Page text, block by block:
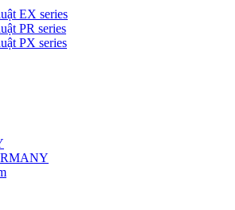
EX series
PR series
PX series